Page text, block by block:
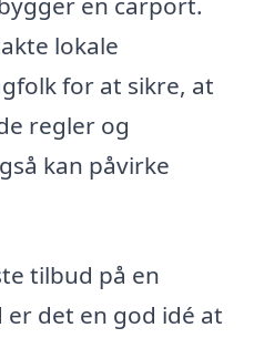
lokale
for at sikre, at
regler og
kan påvirke
tilbud på en
det en god idé at